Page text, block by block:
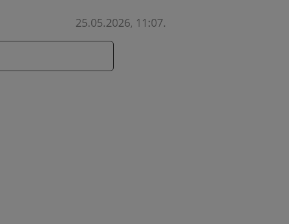
25.05.2026, 11:07.